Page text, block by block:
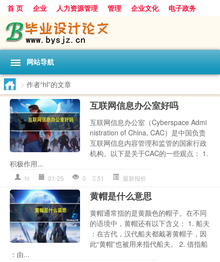
首 页 企业 人力资源管理 管理 企业文化
电子政务
数据
旅游 项目 浅谈 发展
网站导航
> 作者“hl”的文章
互联网信息办公室好吗
互联网信息办公室（Cyberspace Admi
nistration of China, CAC）是中国负责
互联网信息内容管理和监管的国家行政
机构。以下是关于CAC的一些观点： 1.
积极作用...
hl 01-25 0 51 最新报价
黄帽是什么意思
黄帽通常指的是黄颜色的帽子。在不同
的语境中，黄帽还有以下含义： 1. 船夫
：在古代，汉代船夫都戴著黄帽子，因
此“黄帽”也被用来指代船夫。 2. 借指船
：由...